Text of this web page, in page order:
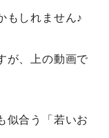
もしれません♪
が、上の動画で
似合う「若いお